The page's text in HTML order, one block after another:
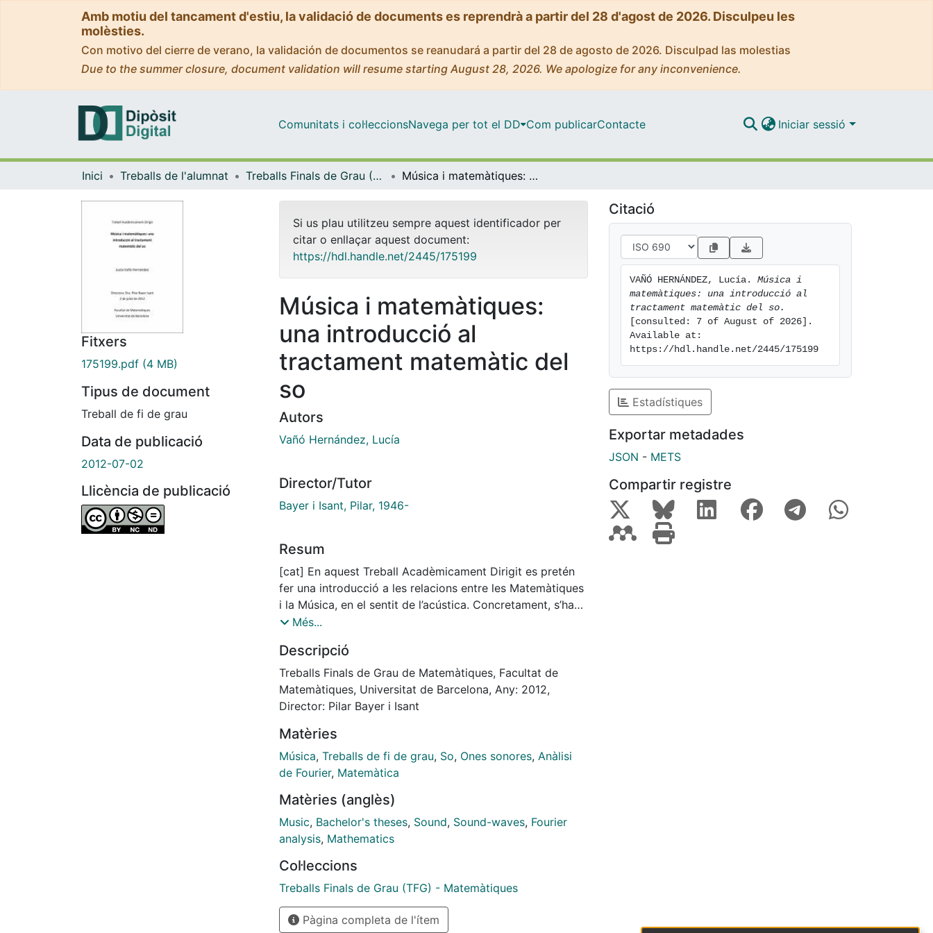
Amb motiu del tancament d'estiu, la validació de documents es reprendrà a partir del 28 d'agost de 2026. Disculpeu les
molèsties.
Con motivo del cierre de verano, la validación de documentos se reanudará a partir del 28 de agosto de 2026. Disculpad las molestias
Due to the summer closure, document validation will resume starting August 28, 2026. We apologize for any inconvenience.
Comunitats i col·leccionsNavega per tot el DD Com publicarContacte Iniciar sessió
Inici Treballs de l'alumnat Treballs Finals de Grau (TFG) - Matemàtiques Música i matemàtiques: una introducció al tractament matemàtic del so
Fitxers
175199.pdf (4 MB)
Tipus de document
Treball de fi de grau
Data de publicació
2012-07-02
Llicència de publicació
Si us plau utilitzeu sempre aquest identificador per
citar o enllaçar aquest document:
https://hdl.handle.net/2445/175199
Música i matemàtiques:
una introducció al
tractament matemàtic del
so
Autors
Vañó Hernández, Lucía
Director/Tutor
Bayer i Isant, Pilar, 1946-
Resum
[cat] En aquest Treball Acadèmicament Dirigit es pretén
fer una introducció a les relacions entre les Matemàtiques
i la Música, en el sentit de l’acústica. Concretament, s’ha
fet ús del programa Mathematica 8.0 i s’ha experimentat
particular, hem intentat d’il·lustrar amb el programa tot allò
que hem explicat matemàticament, i cap al final s’han fet
uns petits experiments i s’han obtingut les conclusions
pertinents.
Més...
Descripció
Treballs Finals de Grau de Matemàtiques, Facultat de
Matemàtiques, Universitat de Barcelona, Any: 2012,
Director: Pilar Bayer i Isant
Matèries
Música, Treballs de fi de grau, So, Ones sonores, Anàlisi
de Fourier, Matemàtica
Matèries (anglès)
Music, Bachelor's theses, Sound, Sound-waves, Fourier
analysis, Mathematics
Col·leccions
Treballs Finals de Grau (TFG) - Matemàtiques
Pàgina completa de l'ítem
Citació
VAÑÓ HERNÁNDEZ, Lucía. Música i
matemàtiques: una introducció al
tractament matemàtic del so.
[consulted: 7 of August of 2026].
Available at:
https://hdl.handle.net/2445/175199
Estadístiques
Exportar metadades
JSON - METS
Compartir registre